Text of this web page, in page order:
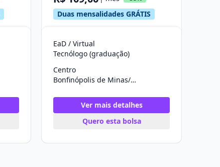
Duas mensalidades GRÁTIS
EaD / Virtual
Tecnólogo (graduação)
Centro
Bonfinópolis de Minas/MG
Ver mais detalhes
Quero esta bolsa